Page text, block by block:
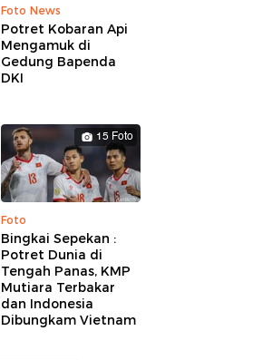
Foto News
Potret Kobaran Api
Mengamuk di
Gedung Bapenda
DKI
15 Foto
Foto
Bingkai Sepekan :
Potret Dunia di
Tengah Panas, KMP
Mutiara Terbakar
dan Indonesia
Dibungkam Vietnam